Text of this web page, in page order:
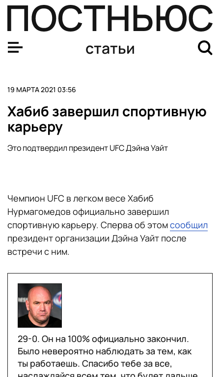
статьи
19 МАРТА 2021 03:56
Хабиб завершил спортивную
карьеру
Это подтвердил президент UFC Дэйна Уайт
Чемпион UFC в легком весе Хабиб
Нурмагомедов официально завершил
спортивную карьеру. Сперва об этомсообщил
президент организации Дэйна Уайт после
встречи с ним.
29-0. Он на 100% официально закончил.
Было невероятно наблюдать за тем, как
ты работаешь. Спасибо тебе за все,
ЦСКА обыграл «Реал» в матче баскетбольной Евролиги